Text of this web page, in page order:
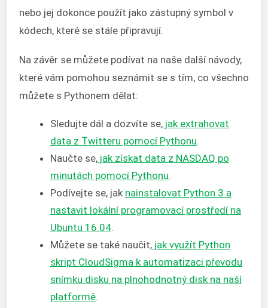
nebo jej dokonce použít jako zástupný symbol v
kódech, které se stále připravují.
Na závěr se můžete podívat na naše další návody,
které vám pomohou seznámit se s tím, co všechno
můžete s Pythonem dělat:
Sledujte dál a dozvíte se, jak extrahovat
data z Twitteru pomocí Pythonu.
Naučte se, jak získat data z NASDAQ po
minutách pomocí Pythonu.
Podívejte se, jak nainstalovat Python 3 a
nastavit lokální programovací prostředí na
Ubuntu 16.04.
Můžete se také naučit, jak využít Python
skript CloudSigma k automatizaci převodu
snímku disku na plnohodnotný disk na naší
platformě.